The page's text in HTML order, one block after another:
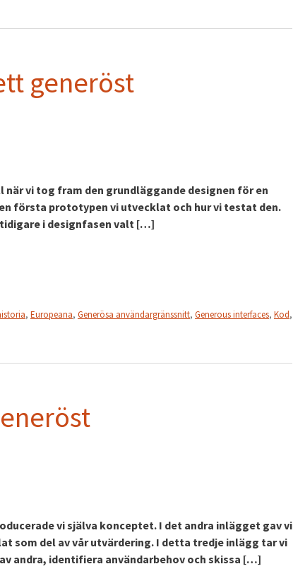
generöst
vi tog fram den grundläggande designen för en
första prototypen vi utvecklat och hur vi testat den.
tidigare i designfasen valt […]
, Europeana, Generösa användargränssnitt, Generous interfaces, Kod,
vi själva konceptet. I det andra inlägget gav vi
som del av vår utvärdering. I detta tredje inlägg tar vi
andra, identifiera användarbehov och skissa […]